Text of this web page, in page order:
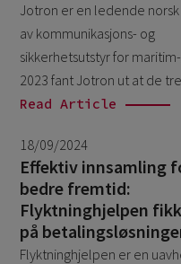
Jotron er en ledende
av kommunikasjons- og
sikkerhetsutstyr for
2023 fant Jotron ut at de
Read Article
18/09/2024
Effektiv innsamling
bedre fremtid:
Flyktninghjelpen
på
Flyktninghjelpen er en